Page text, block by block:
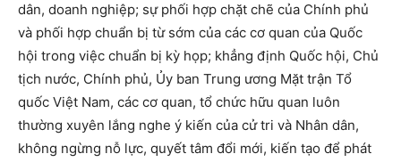
dân, doanh nghiệp; sự phối hợp chặt chẽ của Chính phủ
và phối hợp chuẩn bị từ sớm của các cơ quan của Quốc
hội trong việc chuẩn bị kỳ họp; khẳng định Quốc hội, Chủ
tịch nước, Chính phủ, Ủy ban Trung ương Mặt trận Tổ
quốc Việt Nam, các cơ quan, tổ chức hữu quan luôn
thường xuyên lắng nghe ý kiến của cử tri và Nhân dân,
không ngừng nỗ lực, quyết tâm đổi mới, kiến tạo để phát